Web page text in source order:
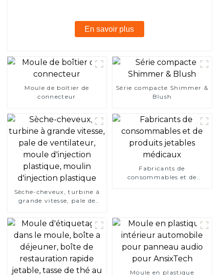
En savoir plus
Moule de boîtier de
connecteur
Série compacte Shimmer &
Blush
Sèche-cheveux, turbine à
grande vitesse, pale de
moulin d'injection
plastique
Fabricants de
consommables et de
Moule en plastique